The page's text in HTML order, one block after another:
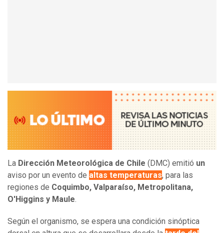
La Dirección Meteorológica de Chile (DMC) emitió un
aviso por un evento de altas temperaturas, para las
regiones de Coquimbo, Valparaíso, Metropolitana,
O'Higgins y Maule.
Según el organismo, se espera una condición sinóptica